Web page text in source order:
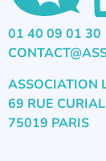
01 40 09 01 30
ASSOCIATION
69 RUE CURIAL
75019 PARIS